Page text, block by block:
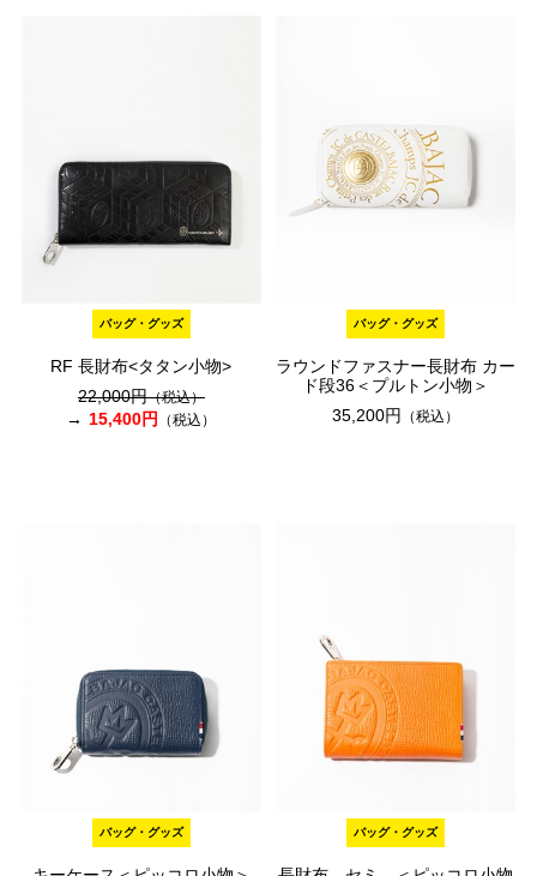
バッグ・グッズ
RF 長財布<タタン小物>
22,000円（税込）
15,400円 （税込）
バッグ・グッズ
ラウンドファスナー長財布 カー
ド段36＜プルトン小物＞
35,200円
（税込）
バッグ・グッズ バッグ・グッズ